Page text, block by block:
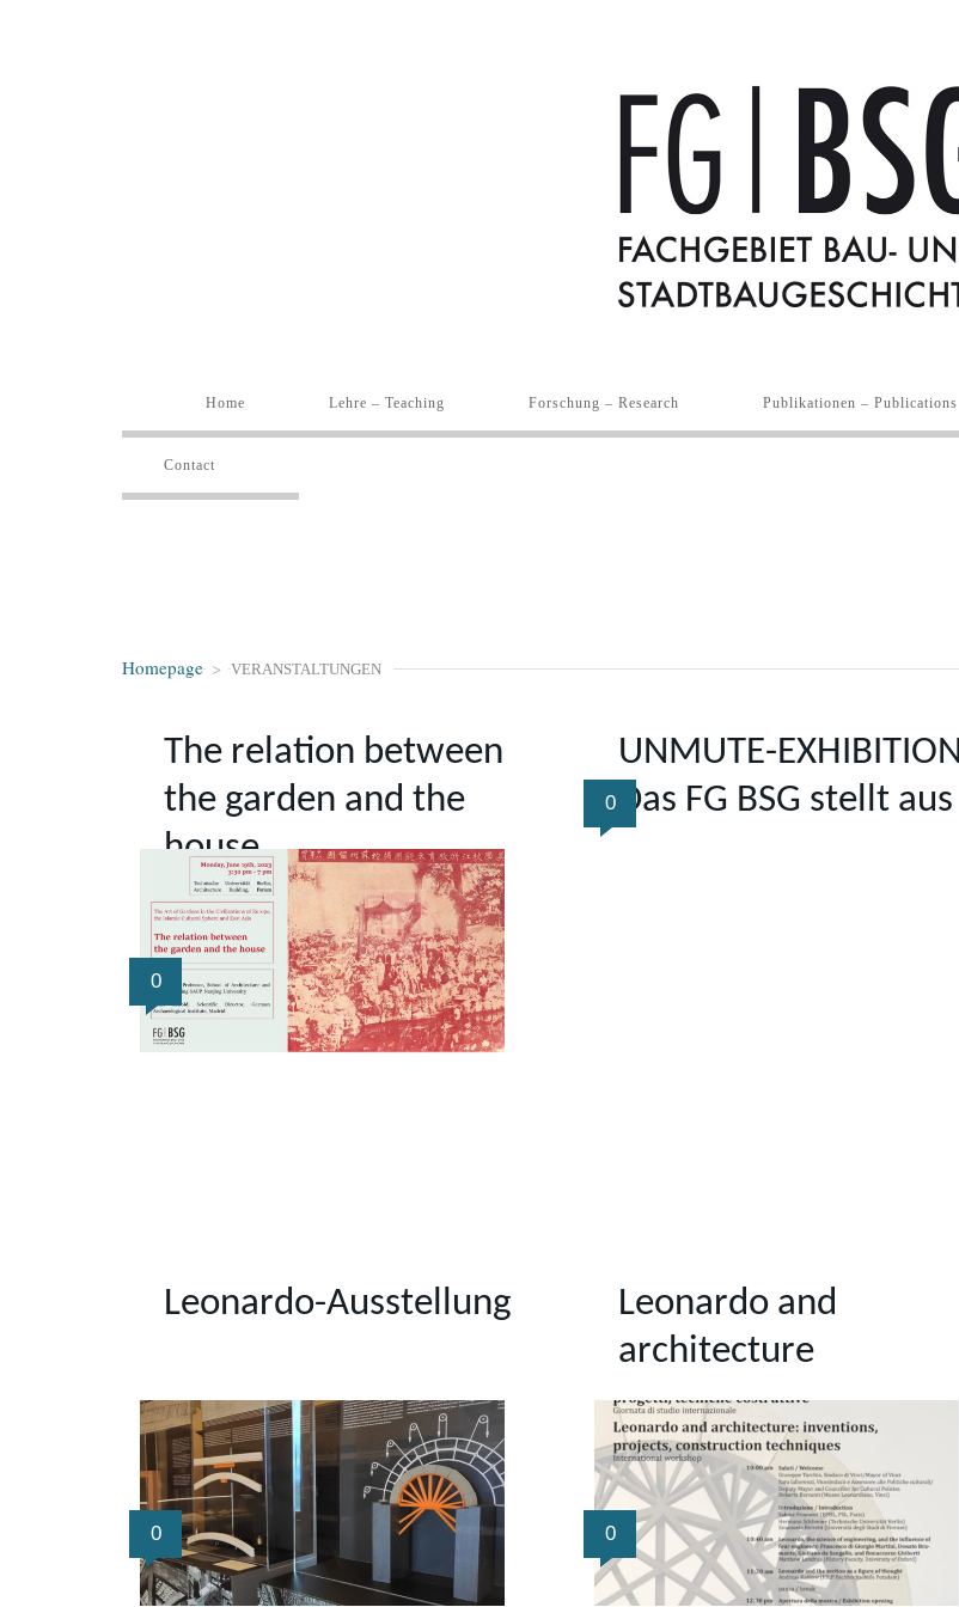
Home Lehre – Teaching Forschung – Research Publikationen – Publications
Contact
Homepage > VERANSTALTUNGEN
The relation between
the garden and the
house
0
UNMUTE-EXHIBITION
Das FG BSG stellt aus
0
Leonardo-Ausstellung
0
Leonardo and
architecture
0